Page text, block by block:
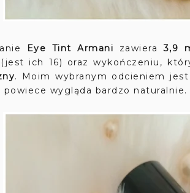
Eye Tint Armani zawiera3,9
ich 16) oraz wykończeniu,
. Moim wybranym odcieniem
powiece wygląda bardzo naturalnie.